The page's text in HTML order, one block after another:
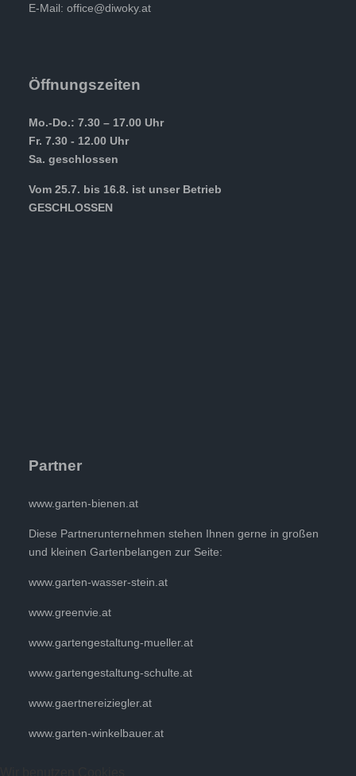
E-Mail: office@diwoky.at
Öffnungszeiten
Mo.-Do.: 7.30 – 17.00 Uhr
Fr. 7.30 - 12.00 Uhr
Sa. geschlossen
Vom 25.7. bis 16.8. ist unser Betrieb
GESCHLOSSEN
Partner
www.garten-bienen.at
Diese Partnerunternehmen stehen Ihnen gerne in großen
und kleinen Gartenbelangen zur Seite:
www.garten-wasser-stein.at
www.greenvie.at
www.gartengestaltung-mueller.at
www.gartengestaltung-schulte.at
www.gaertnereiziegler.at
www.garten-winkelbauer.at